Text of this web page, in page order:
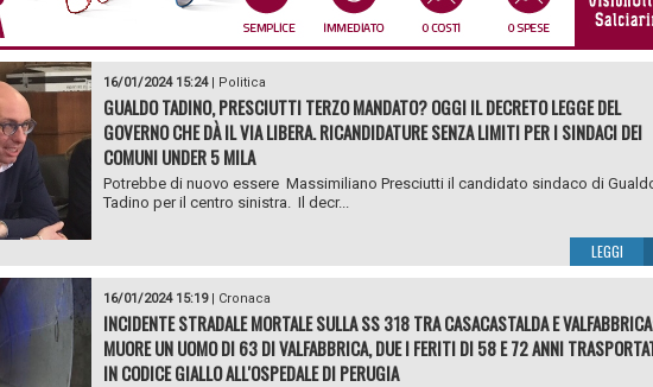
16/01/2024 15:24| Politica
GUALDO TADINO, PRESCIUTTI TERZO MANDATO? OGGI IL DECRETO LEGGE DEL
GOVERNO CHE DÀ IL VIA LIBERA. RICANDIDATURE SENZA LIMITI PER I SINDACI DEI
COMUNI UNDER 5 MILA
Potrebbe di nuovo essere Massimiliano Presciutti il candidato sindaco di
Tadino per il centro sinistra. Il decr...
LEGGI
16/01/2024 15:19| Cronaca
INCIDENTE STRADALE MORTALE SULLA SS 318 TRA CASACASTALDA E
MUORE UN UOMO DI 63 DI VALFABBRICA, DUE I FERITI DI 58 E 72 ANNI
IN CODICE GIALLO ALL'OSPEDALE DI PERUGIA